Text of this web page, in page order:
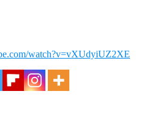
watch?v=vXUdyiUZ2XE